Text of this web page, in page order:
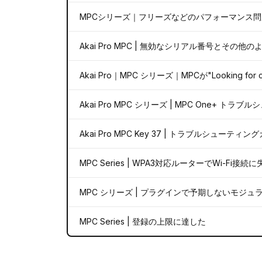
MPCシリーズ｜フリーズなどのパフォーマンス
Akai Pro MPC | 無効なシリアル番号とその他の
Akai Pro｜MPC シリーズ｜MPCが"Looking for
Akai Pro MPC シリーズ | MPC One+ トラブル
Akai Pro MPC Key 37 | トラブルシューティング
MPC Series | WPA3対応ルーターでWi-Fi接続に
MPC シリーズ | プラグインで予期しないモジュ
MPC Series | 登録の上限に達した